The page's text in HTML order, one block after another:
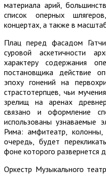
материала арий,
список оперных
концертах, а также в
Плац перед фасадом
суровой аскетичности
характеру содержания
постановщика действие
эпоху гонений на
страстотерпцев, чьи
зрелищ на аренах
связано и оформление
использованы узнаваемые
Рима: амфитеатр,
очередь, будет
фоне которого развернется
Оркестр Музыкального